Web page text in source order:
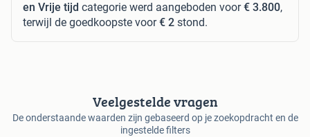
en Vrije tijd categorie werd aangeboden voor€ 3.800,
terwijl de goedkoopste voor€ 2 stond.
Veelgestelde vragen
De onderstaande waarden zijn gebaseerd op je zoekopdracht en de
ingestelde filters